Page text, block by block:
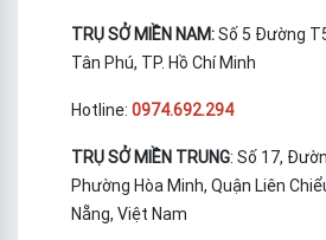
TRỤ SỞ MIỀN NAM:Số 5 Đường
Tân Phú, TP. Hồ Chí Minh
Hotline: 0974.692.294
TRỤ SỞ MIỀN TRUNG: Số 17,
Phường Hòa Minh, Quận Liên
Nẵng, Việt Nam